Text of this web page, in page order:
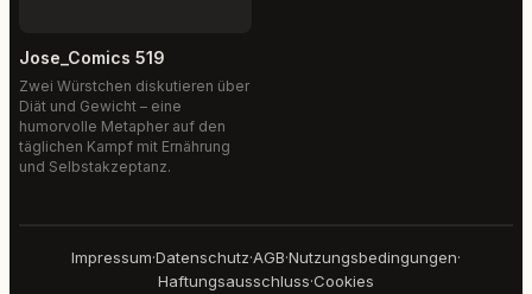
Jose_Comics 519
Zwei Würstchen diskutieren über
Diät und Gewicht – eine
humorvolle Metapher auf den
täglichen Kampf mit Ernährung
und Selbstakzeptanz.
Impressum·Datenschutz·AGB·Nutzungsbedingungen·
Haftungsausschluss·Cookies